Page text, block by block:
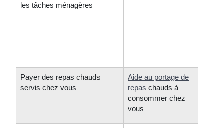
les tâches ménagères
Payer des repas chauds
servis chez vous
Aide au portage de
repas chauds à
consommer chez
vous